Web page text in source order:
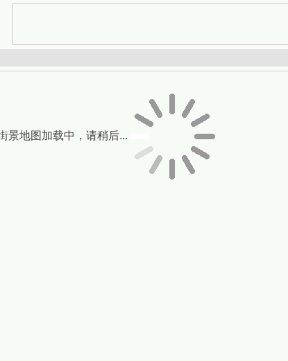
景地图加载中，请稍后...